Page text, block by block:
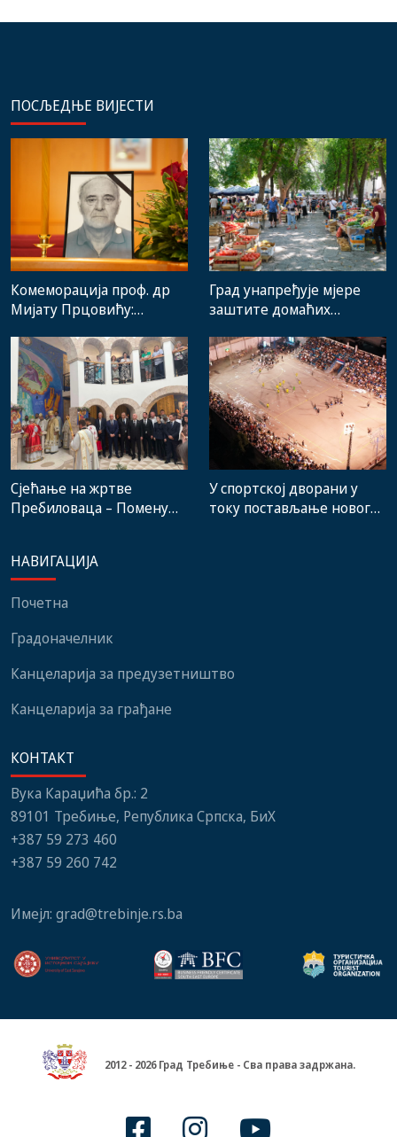
ПОСЉЕДЊЕ ВИЈЕСТИ
Комеморација проф. др
Мијату Прцовићу:
стручњака и човјека који
је Требиње носио у срцу
Град унапређује мјере
заштите домаћих
градске пијаце
Сјећање на жртве
Пребиловаца – Помену
институција, локалних
заједница и грађани
У спортској дворани у
току постављање новог
НАВИГАЦИЈА
Почетна
Градоначелник
Канцеларија за предузетништво
Канцеларија за грађане
КОНТАКТ
Вука Караџића бр.: 2
89101 Требиње, Република Српска, БиХ
+387 59 273 460
+387 59 260 742
Имејл: grad@trebinje.rs.ba
2012 - 2026 Град Требиње - Сва права задржана.